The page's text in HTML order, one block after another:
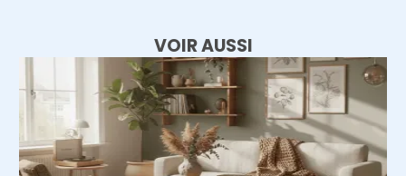
VOIR AUSSI